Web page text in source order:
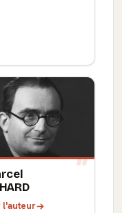
l'auteur